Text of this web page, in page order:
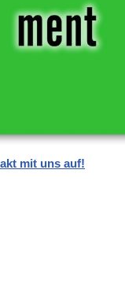
mit uns auf!